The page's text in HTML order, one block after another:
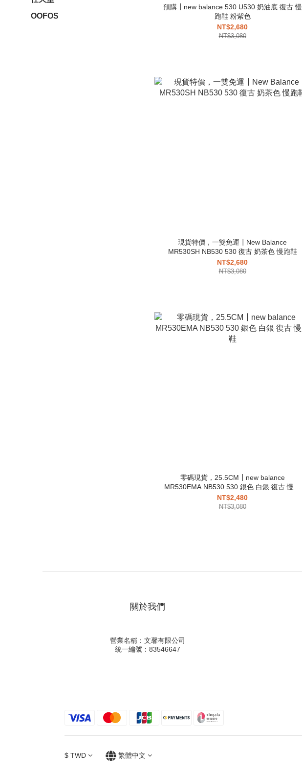
OOFOS
預購┃new balance 530 U530 奶油底 復古 慢
跑鞋 粉紫色
NT$2,680
NT$3,080
現貨特價，一雙免運┃New Balance
MR530SH NB530 530 復古 奶茶色 慢跑鞋
NT$2,680
NT$3,080
零碼現貨，25.5CM┃new balance
MR530EMA NB530 530 銀色 白銀 復古 慢跑
鞋
NT$2,480
NT$3,080
關於我們
營業名稱：文馨有限公司
統一編號：83546647
$ TWD 繁體中文